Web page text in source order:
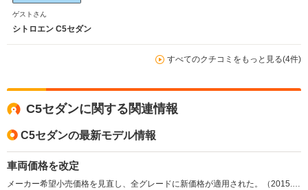
ゲストさん
シトロエン C5セダン
すべてのクチコミをもっと見る(4件)
C5セダンに関する関連情報
C5セダンの最新モデル情報
車両価格を改定
メーカー希望小売価格を見直し、全グレードに新価格が適用された。（2015.2）